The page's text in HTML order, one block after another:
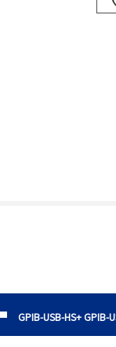
GPIB-USB-HS+ GPIB-